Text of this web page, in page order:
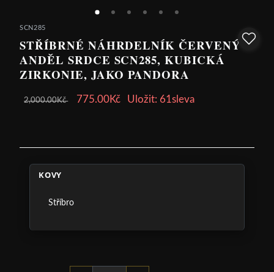
SCN285
STŘÍBRNÉ NÁHRDELNÍK ČERVENÝ
ANDĚL SRDCE SCN285, KUBICKÁ
ZIRKONIE, JAKO PANDORA
2,000.00Kč 775.00Kč Uložit: 61sleva
KOVY
Stříbro